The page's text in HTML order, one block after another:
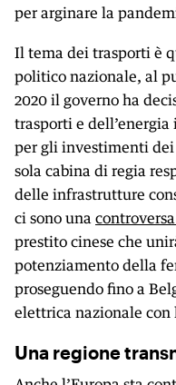
per arginare la
Il tema dei trasporti è
politico nazionale, al
2020 il governo ha
trasporti e
per gli investimenti
sola cabina di regia
delle infrastrutture
ci sono una
prestito cinese che
potenziamento della
proseguendo fino a
elettrica nazionale
Una regione